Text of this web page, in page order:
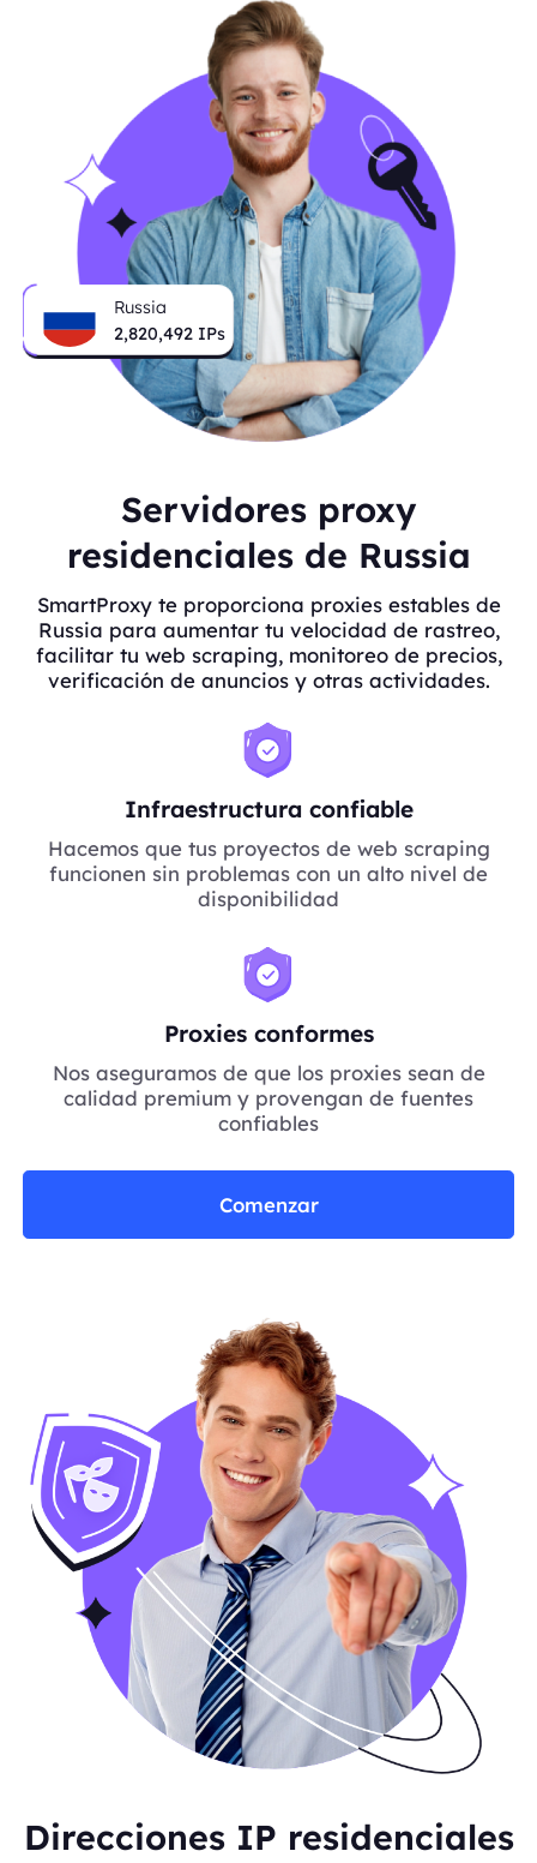
Russia
2,820,492 IPs
Servidores proxy
residenciales de Russia
SmartProxy te proporciona proxies estables de
Russia para aumentar tu velocidad de rastreo,
facilitar tu web scraping, monitoreo de precios,
verificación de anuncios y otras actividades.
Infraestructura confiable
Hacemos que tus proyectos de web scraping
funcionen sin problemas con un alto nivel de
disponibilidad
Proxies conformes
Nos aseguramos de que los proxies sean de
calidad premium y provengan de fuentes
confiables
Comenzar
Direcciones IP residenciales